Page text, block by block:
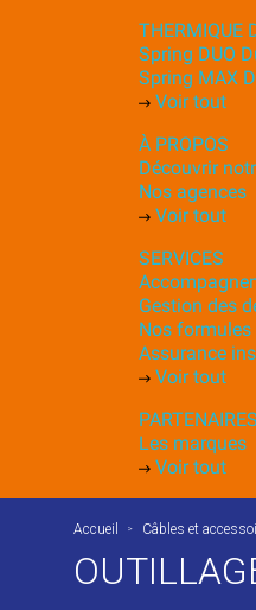
THERMIQUE
Spring DUO
Spring MAX
Voir tout
À PROPOS
Découvrir
Nos agences
Voir tout
SERVICES
Gestion des
Nos
Assurance
Voir tout
PARTENAIRES
Les marques
Voir tout
Accueil Câbles et